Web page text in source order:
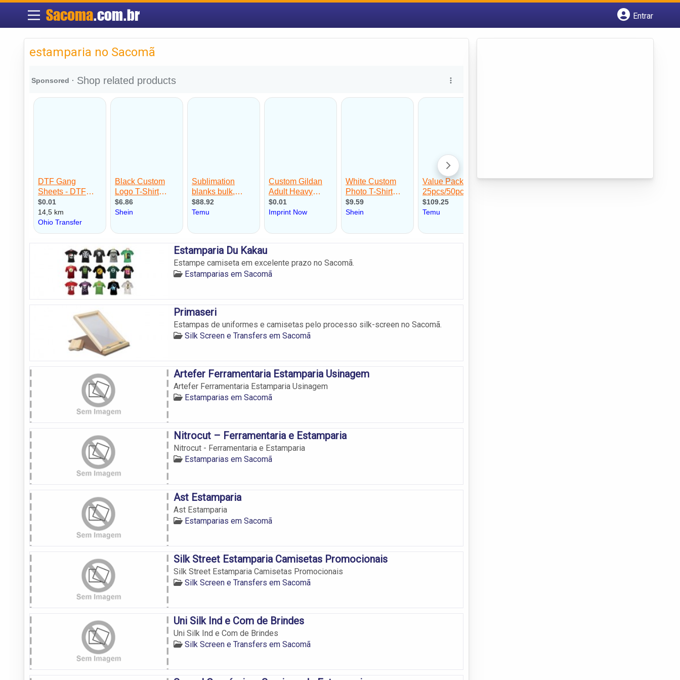
Sacoma.com.br
Entrar
estamparia no Sacomã
Estamparia Du Kakau
Estampe camiseta em excelente prazo no Sacomã.
Estamparias em Sacomã
Primaseri
Estampas de uniformes e camisetas pelo processo silk-screen no Sacomã.
Silk Screen e Transfers em Sacomã
Artefer Ferramentaria Estamparia Usinagem
Artefer Ferramentaria Estamparia Usinagem
Estamparias em Sacomã
Nitrocut – Ferramentaria e Estamparia
Nitrocut - Ferramentaria e Estamparia
Estamparias em Sacomã
Ast Estamparia
Ast Estamparia
Estamparias em Sacomã
Silk Street Estamparia Camisetas Promocionais
Silk Street Estamparia Camisetas Promocionais
Silk Screen e Transfers em Sacomã
Uni Silk Ind e Com de Brindes
Uni Silk Ind e Com de Brindes
Silk Screen e Transfers em Sacomã